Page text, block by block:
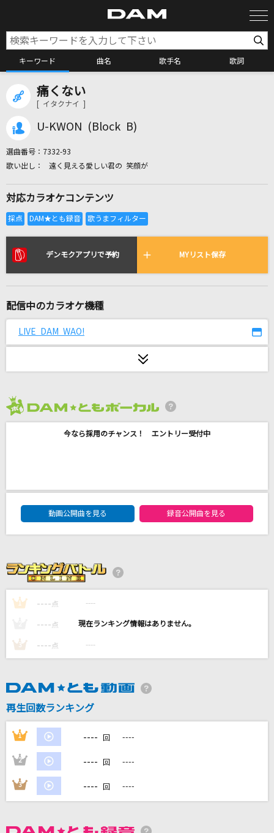
キーワード 曲名 歌手名 歌詞
カラオケ店舗検索
全国りれき
リアルタイムで歌われている曲の一覧
The Police
今では…今なら…今も…-Mixture style-
Mrs. GREEN APPLE
アンビバレント(TVアニメ『薬屋のひとりごと』
[生音]揺れる想い
ZARD
ただお前がいい
ホワイトノイズ(「東京リベンジャーズ」アニメ
バージョン)
[生音]THE HERO !! ～怒れる拳に火をつけろ～
(JAM Project 15th Anniversary Premium LIV
JAM Project
愛くださいませ
≠ME
[生音]Yesterday Once More [イエスタディ・
ワンス・モア]
Carpenters
痛くない
[ イタクナイ ]
U-KWON (Block B)
選曲番号： 7332-93
遠く見える愛しい君の 笑顔が
対応カラオケコンテンツ
デンモクアプリで予約 MYリスト保存
配信中のカラオケ機種
LIVE DAM WAO!
今なら採用のチャンス！ エントリー受付中
DAM★ともボーカルエントリーランキング
動画公開曲を見る
録音公開曲を見る
1 ---- 点 ----
---- 点 ----
3 ---- 点 ----
再生回数ランキング
1 ---- 回 ----
2 ---- 回 ----
3 ---- 回 ----